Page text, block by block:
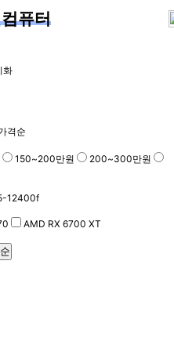
컴퓨터
화
격순
150~200만원
200~300만원
12400f
AMD RX 6700 XT